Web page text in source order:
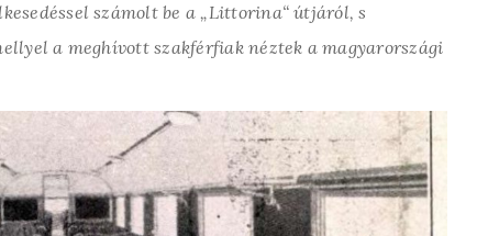
számolt be a „Littorina“ útjáról, s
a meghívott szakférfiak néztek a magyarországi